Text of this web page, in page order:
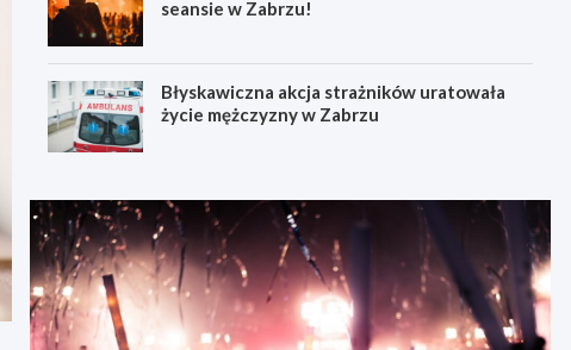
seansie w Zabrzu!
Błyskawiczna akcja strażników uratowała
życie mężczyzny w Zabrzu